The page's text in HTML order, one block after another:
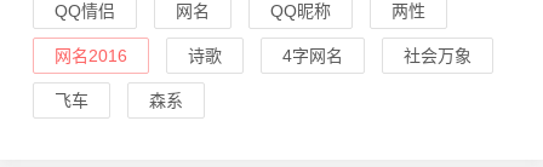
QQ情侣 网名 QQ昵称 两性
网名2016 诗歌 4字网名 社会万象
飞车 森系